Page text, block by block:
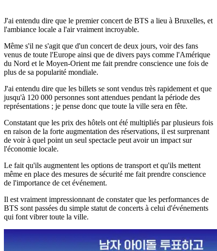
J'ai entendu dire que le premier concert de BTS a lieu à Bruxelles, et
l'ambiance locale a l'air vraiment incroyable.
Même s'il ne s'agit que d'un concert de deux jours, voir des fans
venus de toute l'Europe ainsi que de divers pays comme l'Amérique
du Nord et le Moyen-Orient me fait prendre conscience une fois de
plus de sa popularité mondiale.
J'ai entendu dire que les billets se sont vendus très rapidement et que
jusqu'à 120 000 personnes sont attendues pendant la période des
représentations ; je pense donc que toute la ville sera en fête.
Constatant que les prix des hôtels ont été multipliés par plusieurs fois
en raison de la forte augmentation des réservations, il est surprenant
de voir à quel point un seul spectacle peut avoir un impact sur
l'économie locale.
Le fait qu'ils augmentent les options de transport et qu'ils mettent
même en place des mesures de sécurité me fait prendre conscience
de l'importance de cet événement.
Il est vraiment impressionnant de constater que les performances de
BTS sont passées du simple statut de concerts à celui d'événements
qui font vibrer toute la ville.